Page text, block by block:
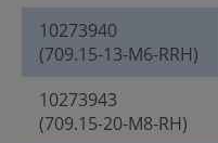
10273940
(709.15-13-M6-RRH)
10273943
(709.15-20-M8-RH)